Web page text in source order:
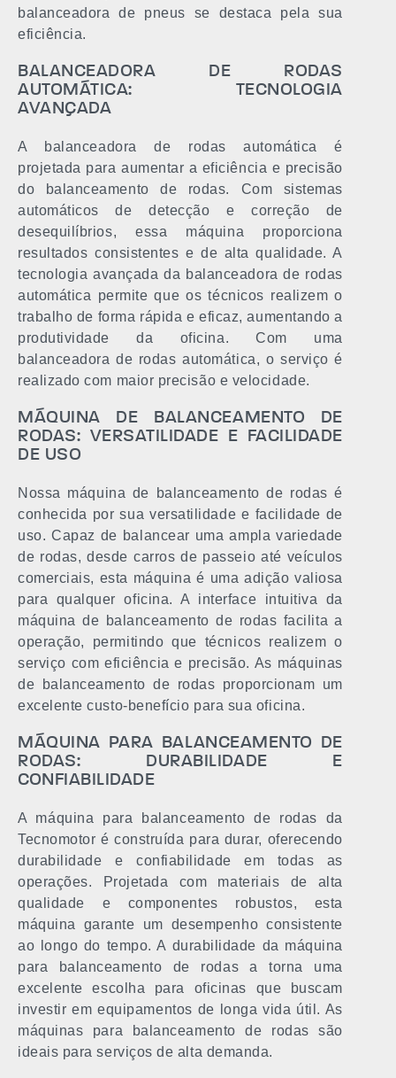
balanceadora de pneus se destaca pela sua
eficiência.
BALANCEADORA DE RODAS
AUTOMÁTICA: TECNOLOGIA
AVANÇADA
A balanceadora de rodas automática é
projetada para aumentar a eficiência e precisão
do balanceamento de rodas. Com sistemas
automáticos de detecção e correção de
desequilíbrios, essa máquina proporciona
resultados consistentes e de alta qualidade. A
tecnologia avançada da balanceadora de rodas
automática permite que os técnicos realizem o
trabalho de forma rápida e eficaz, aumentando a
produtividade da oficina. Com uma
balanceadora de rodas automática, o serviço é
realizado com maior precisão e velocidade.
MÁQUINA DE BALANCEAMENTO DE
RODAS: VERSATILIDADE E FACILIDADE
DE USO
Nossa máquina de balanceamento de rodas é
conhecida por sua versatilidade e facilidade de
uso. Capaz de balancear uma ampla variedade
de rodas, desde carros de passeio até veículos
comerciais, esta máquina é uma adição valiosa
para qualquer oficina. A interface intuitiva da
máquina de balanceamento de rodas facilita a
operação, permitindo que técnicos realizem o
serviço com eficiência e precisão. As máquinas
de balanceamento de rodas proporcionam um
excelente custo-benefício para sua oficina.
MÁQUINA PARA BALANCEAMENTO DE
RODAS: DURABILIDADE E
CONFIABILIDADE
A máquina para balanceamento de rodas da
Tecnomotor é construída para durar, oferecendo
durabilidade e confiabilidade em todas as
operações. Projetada com materiais de alta
qualidade e componentes robustos, esta
máquina garante um desempenho consistente
ao longo do tempo. A durabilidade da máquina
para balanceamento de rodas a torna uma
excelente escolha para oficinas que buscam
investir em equipamentos de longa vida útil. As
máquinas para balanceamento de rodas são
ideais para serviços de alta demanda.